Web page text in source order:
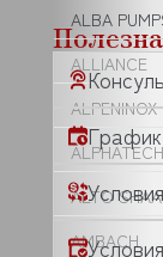
ALBA
ALLIANCE
ALPENINOX
ALPHATECH
ALTO
AMBACH